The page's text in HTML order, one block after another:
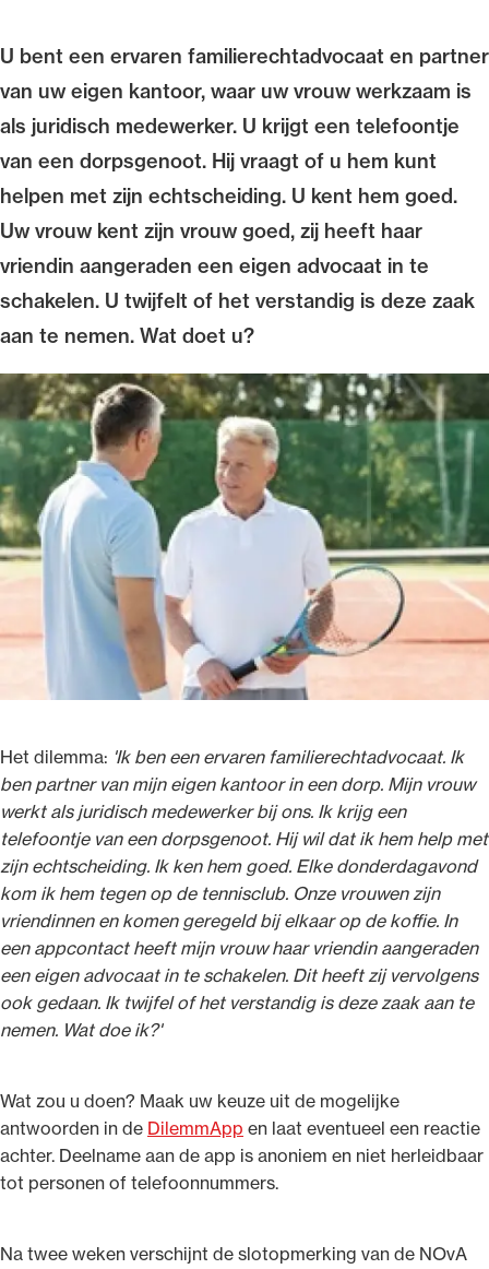
U bent een ervaren familierechtadvocaat en partner
van uw eigen kantoor, waar uw vrouw werkzaam is
als juridisch medewerker. U krijgt een telefoontje
van een dorpsgenoot. Hij vraagt of u hem kunt
helpen met zijn echtscheiding. U kent hem goed.
Uw vrouw kent zijn vrouw goed, zij heeft haar
vriendin aangeraden een eigen advocaat in te
schakelen. U twijfelt of het verstandig is deze zaak
aan te nemen. Wat doet u?
Het dilemma: 'Ik ben een ervaren familierechtadvocaat. Ik
ben partner van mijn eigen kantoor in een dorp. Mijn vrouw
werkt als juridisch medewerker bij ons. Ik krijg een
telefoontje van een dorpsgenoot. Hij wil dat ik hem help met
zijn echtscheiding. Ik ken hem goed. Elke donderdagavond
kom ik hem tegen op de tennisclub. Onze vrouwen zijn
vriendinnen en komen geregeld bij elkaar op de koffie. In
een appcontact heeft mijn vrouw haar vriendin aangeraden
een eigen advocaat in te schakelen. Dit heeft zij vervolgens
ook gedaan. Ik twijfel of het verstandig is deze zaak aan te
nemen. Wat doe ik?'
Wat zou u doen? Maak uw keuze uit de mogelijke
antwoorden in de DilemmApp en laat eventueel een reactie
achter. Deelname aan de app is anoniem en niet herleidbaar
tot personen of telefoonnummers.
Na twee weken verschijnt de slotopmerking van de NOvA
Uitgelicht
Alle wet- en regelgeving voor de advocatuur.
Van de Advocatenwet tot de Verordening op
de advocatuur (Voda) en de Regeling op de
advocatuur (Roda).
Ondersteuning voor advocaten bij hun
beroepsuitoefening: van de advocatenpas tot
het rechtsgebiedenregister en
geheimhoudernummers.